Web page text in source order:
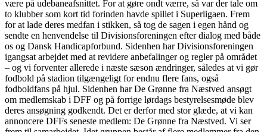
være på udebaneafsnittet. For at gøre ondt værre, så var der tale om
to klubber som kort tid forinden havde spillet i Superligaen. Frem
for at lade deres medfan i stikken, så tog de sagen i egen hånd og
sendte en henvendelse til Divisionsforeningen efter dialog med både
os og Dansk Handicapforbund. Sidenhen har Divisionsforeningen
igangsat arbejdet med at revidere anbefalinger og regler på området
– og vi forventer allerede i næste sæson ændringer, således at vi gør
fodbold på stadion tilgængeligt for endnu flere fans, også
fodboldfans på hjul. Sidenhen har De Grønne fra Næstved ansøgt
om medlemskab i DFF og på forrige lørdags bestyrelsesmøde blev
deres ansøgning godkendt. Det er derfor med stor glæde, at vi kan
annoncere DFFs seneste medlem: De Grønne fra Næstved. Vi ser